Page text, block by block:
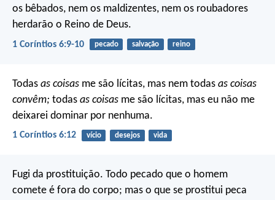
os bêbados, nem os maldizentes, nem os roubadores
herdarão o Reino de Deus.
1 Coríntios 6:9-10 pecado salvação reino
Todas as coisas me são lícitas, mas nem todas as coisas
convêm; todas as coisas me são lícitas, mas eu não me
deixarei dominar por nenhuma.
1 Coríntios 6:12 vício desejos vida
Fugi da prostituição. Todo pecado que o homem
comete é fora do corpo; mas o que se prostitui peca